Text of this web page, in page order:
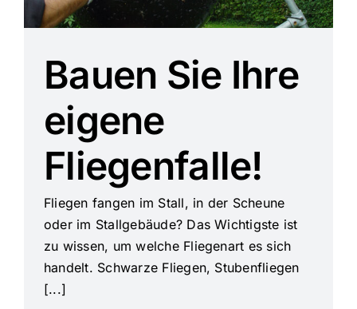
Dealer werden
Deutsch
Bauen Sie Ihre
eigene
Fliegenfalle!
Fliegen fangen im Stall, in der Scheune
oder im Stallgebäude? Das Wichtigste ist
zu wissen, um welche Fliegenart es sich
handelt. Schwarze Fliegen, Stubenfliegen
[...]